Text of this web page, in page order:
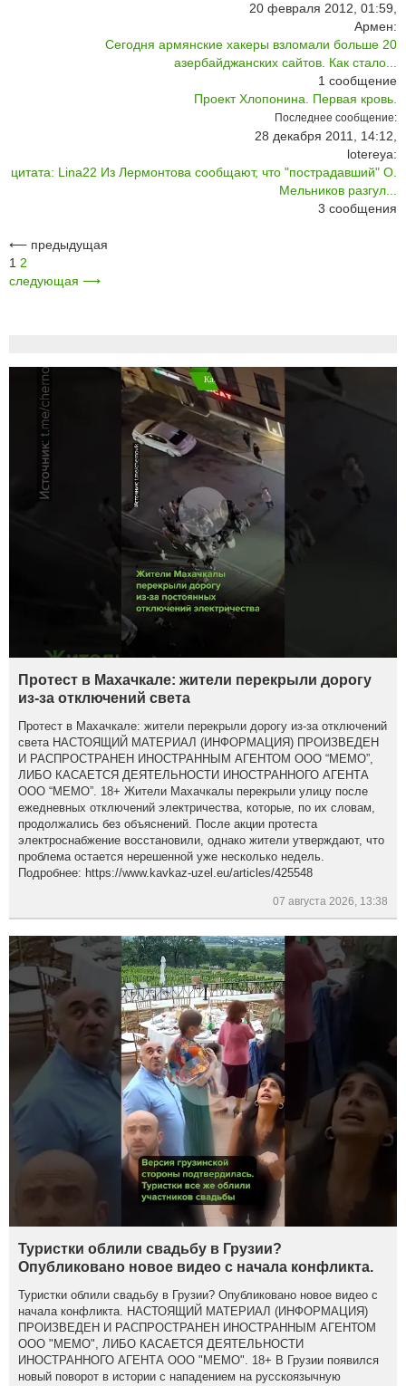
20 февраля 2012, 01:59,
Армен:
Сегодня армянские хакеры взломали больше 20
азербайджанских сайтов. Как стало...
1 сообщение
Проект Хлопонина. Первая кровь.
Последнее сообщение:
28 декабря 2011, 14:12,
lotereya:
цитата: Lina22 Из Лермонтова сообщают, что "пострадавший" О.
Мельников разгул...
3 сообщения
⟵ предыдущая
1 2
следующая ⟶
Протест в Махачкале: жители перекрыли дорогу
из-за отключений света
Протест в Махачкале: жители перекрыли дорогу из-за отключений
света НАСТОЯЩИЙ МАТЕРИАЛ (ИНФОРМАЦИЯ) ПРОИЗВЕДЕН
И РАСПРОСТРАНЕН ИНОСТРАННЫМ АГЕНТОМ ООО “МЕМО”,
ЛИБО КАСАЕТСЯ ДЕЯТЕЛЬНОСТИ ИНОСТРАННОГО АГЕНТА
ООО “МЕМО”. 18+ Жители Махачкалы перекрыли улицу после
ежедневных отключений электричества, которые, по их словам,
продолжались без объяснений. После акции протеста
электроснабжение восстановили, однако жители утверждают, что
проблема остается нерешенной уже несколько недель.
Подробнее: https://www.kavkaz-uzel.eu/articles/425548
07 августа 2026, 13:38
Туристки облили свадьбу в Грузии?
Опубликовано новое видео с начала конфликта.
Туристки облили свадьбу в Грузии? Опубликовано новое видео с
начала конфликта. НАСТОЯЩИЙ МАТЕРИАЛ (ИНФОРМАЦИЯ)
ПРОИЗВЕДЕН И РАСПРОСТРАНЕН ИНОСТРАННЫМ АГЕНТОМ
ООО "МЕМО", ЛИБО КАСАЕТСЯ ДЕЯТЕЛЬНОСТИ
ИНОСТРАННОГО АГЕНТА ООО "МЕМО". 18+ В Грузии появился
новый поворот в истории с нападением на русскоязычную